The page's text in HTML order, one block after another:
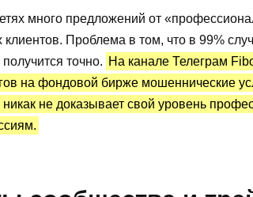
Fibo Trade: статистика и отзывы о
и недостатки
много предложений от
клиентов. Проблема в том, что в 99%
точно. На канале Телеграм
на фондовой бирже мошеннические
не доказывает свой уровень